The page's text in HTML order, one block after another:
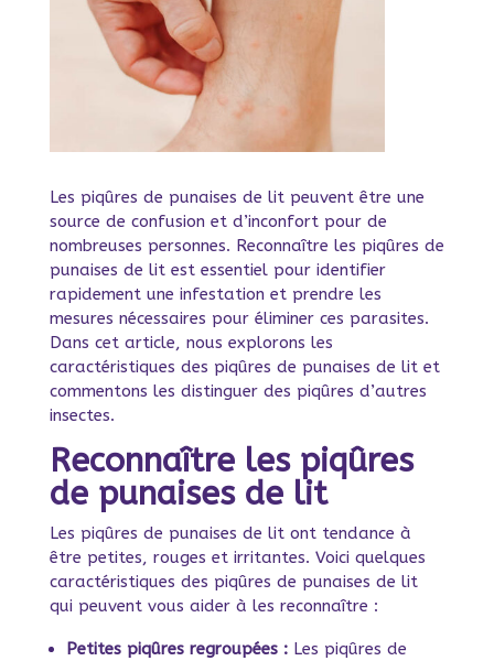
Les piqûres de punaises de lit peuvent être une
source de confusion et d’inconfort pour de
nombreuses personnes. Reconnaître les piqûres de
punaises de lit est essentiel pour identifier
rapidement une infestation et prendre les
mesures nécessaires pour éliminer ces parasites.
Dans cet article, nous explorons les
caractéristiques des piqûres de punaises de lit et
commentons les distinguer des piqûres d’autres
insectes.
Reconnaître les piqûres
de punaises de lit
Les piqûres de punaises de lit ont tendance à
être petites, rouges et irritantes. Voici quelques
caractéristiques des piqûres de punaises de lit
qui peuvent vous aider à les reconnaître :
Petites piqûres regroupées :Les piqûres de